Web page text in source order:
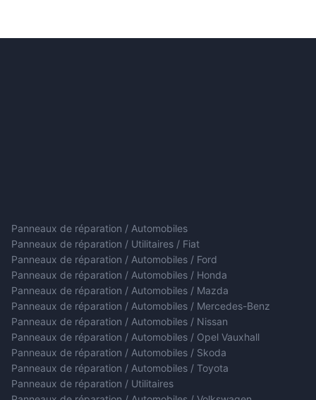
Panneaux de réparation / Automobiles
Panneaux de réparation / Utilitaires / Fiat
Panneaux de réparation / Automobiles / Ford
Panneaux de réparation / Automobiles / Honda
Panneaux de réparation / Automobiles / Mazda
Panneaux de réparation / Automobiles / Mercedes-Benz
Panneaux de réparation / Automobiles / Nissan
Panneaux de réparation / Automobiles / Opel Vauxhall
Panneaux de réparation / Automobiles / Skoda
Panneaux de réparation / Automobiles / Toyota
Panneaux de réparation / Utilitaires